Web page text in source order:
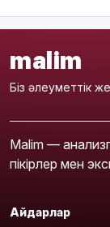
malim
Біз әлеуметтік
Malim —
пікірлер мен
Айдарлар